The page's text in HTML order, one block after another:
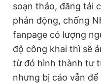
soạn thảo, đăng tải
phản động, chống
fanpage có lượng
độ công khai thì sẽ
từ đó hình thành tư
nhưng bị cáo vẫn để